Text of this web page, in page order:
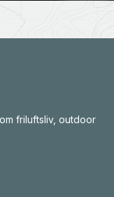
friluftsliv, outdoor